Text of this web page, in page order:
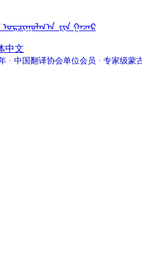
中文
· 中国翻译协会单位会员 · 专家级蒙